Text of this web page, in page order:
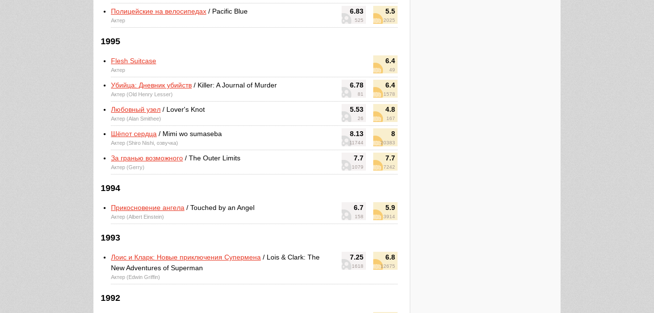
6.83
525
5.5
2025
Полицейские на велосипедах / Pacific Blue
Актер
1995
6.4
49
Flesh Suitcase
Актер
6.78
81
6.4
1578
Убийца: Дневник убийств / Killer: A Journal of Murder
Актер (Old Henry Lesser)
5.53
26
4.8
167
Любовный узел / Lover's Knot
Актер (Alan Smithee)
8.13
11744
8
20383
Шёпот сердца / Mimi wo sumaseba
Актер (Shiro Nishi, озвучка)
7.7
1079
7.7
7242
За гранью возможного / The Outer Limits
Актер (Gerry)
1994
6.7
158
5.9
3914
Прикосновение ангела / Touched by an Angel
Актер (Albert Einstein)
1993
7.25
1618
6.8
12675
Лоис и Кларк: Новые приключения Супермена / Lois & Clark: The
New Adventures of Superman
Актер (Edwin Griffin)
1992